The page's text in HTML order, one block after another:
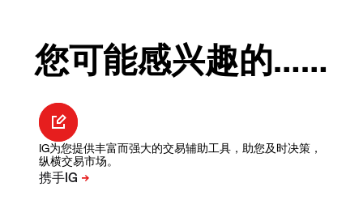
您可能感兴趣的……
IG为您提供丰富而强大的交易辅助工具，助您及时决策，
纵横交易市场。